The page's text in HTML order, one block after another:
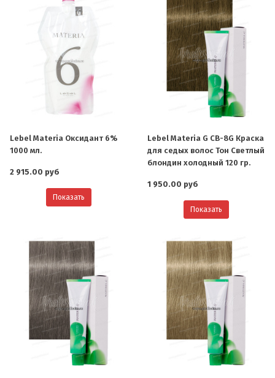
Lebel Materia Оксидант 6%
1000 мл.
2 915.00 руб
Показать
Lebel Materia G CB-8G Краска
для седых волос Тон Светлый
блондин холодный 120 гр.
1 950.00 руб
Показать